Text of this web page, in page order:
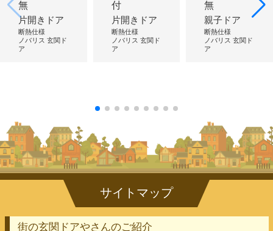
無
片開きドア
断熱仕様
ノバリス 玄関ド
ア
付
片開きドア
断熱仕様
ノバリス 玄関ド
ア
無
親子ドア
断熱仕様
ノバリス 玄関ド
ア
街の玄関ドアやさんのご紹介